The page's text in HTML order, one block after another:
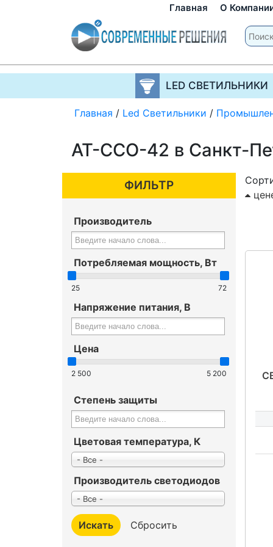
Главная О
LED СВЕТИЛЬНИКИ
Главная / Led Светильники /
АТ-ССО-42 в Санкт-
ФИЛЬТР
Производитель
Потребляемая мощность, Вт
25 72
Напряжение питания, В
Цена
2 500 5 200
Степень защиты
Цветовая температура, К
- Все -
Производитель светодиодов
- Все -